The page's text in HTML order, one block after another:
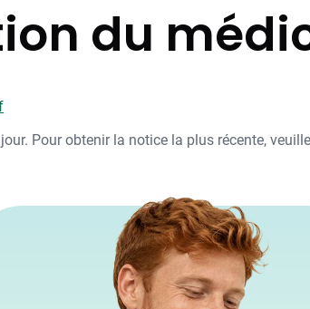
du
Pour obtenir la notice la plus récente,